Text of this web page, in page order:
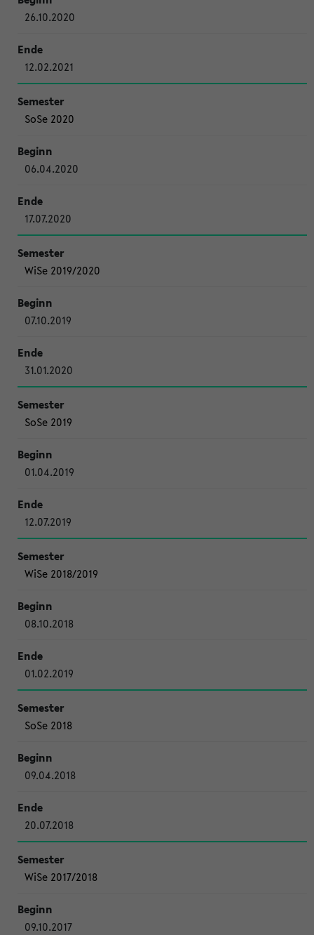
26.10.2020
12.02.2021
SoSe 2020
06.04.2020
17.07.2020
WiSe 2019/2020
07.10.2019
31.01.2020
SoSe 2019
01.04.2019
12.07.2019
WiSe 2018/2019
08.10.2018
01.02.2019
SoSe 2018
09.04.2018
20.07.2018
WiSe 2017/2018
09.10.2017